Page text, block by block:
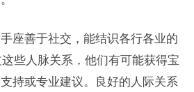
座善于社交，能结识各行各业的
些人脉关系，他们有可能获得宝
持或专业建议。良好的人际关系